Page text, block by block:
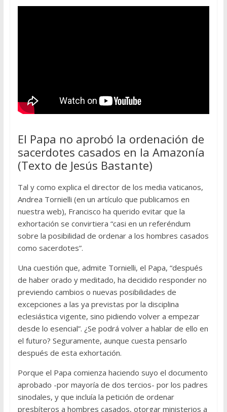
El Papa no aprobó la ordenación de
sacerdotes casados en la Amazonía
(Texto de Jesús Bastante)
Tal y como explica el director de los media vaticanos,
Andrea Tornielli (en un artículo que publicamos en
nuestra web), Francisco ha querido evitar que la
exhortación se convirtiera “casi en un referéndum
sobre la posibilidad de ordenar a los hombres casados
como sacerdotes”.
Una cuestión que, admite Tornielli, el Papa, “después
de haber orado y meditado, ha decidido responder no
previendo cambios o nuevas posibilidades de
excepciones a las ya previstas por la disciplina
eclesiástica vigente, sino pidiendo volver a empezar
desde lo esencial”. ¿Se podrá volver a hablar de ello en
el futuro? Seguramente, aunque cuesta pensarlo
después de esta exhortación.
Porque el Papa comienza haciendo suyo el documento
aprobado -por mayoría de dos tercios- por los padres
sinodales, y que incluía la petición de ordenar
presbíteros a hombres casados, otorgar ministerios a